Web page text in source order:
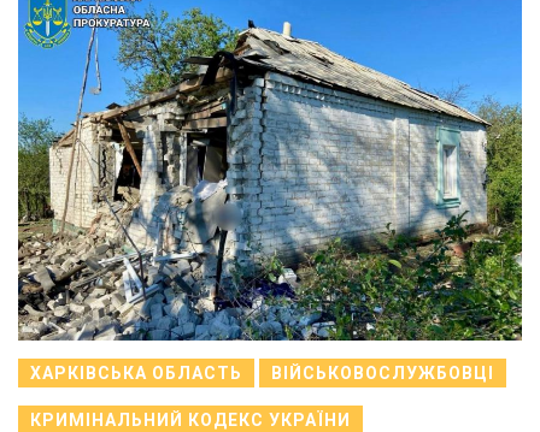
ХАРКІВСЬКА ОБЛАСТЬ ВІЙСЬКОВОСЛУЖБОВЦІ
КРИМІНАЛЬНИЙ КОДЕКС УКРАЇНИ